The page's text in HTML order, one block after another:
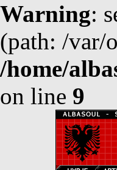
Warning:
(path: /var/
/home/
on line 9